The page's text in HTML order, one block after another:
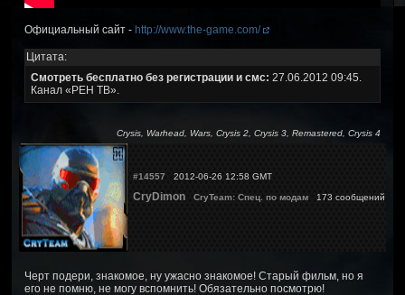
Официальный сайт - http://www.the-game.com/
Цитата:
Смотреть бесплатно без регистрации и смс: 27.06.2012 09:45.
Канал «РЕН ТВ».
Crysis, Warhead, Wars, Crysis 2, Crysis 3, Remastered, Crysis 4
#14557 2012-06-26 12:58 GMT
CryDimon CryTeam: Спец. по модам 173 сообщений
Черт подери, знакомое, ну ужасно знакомое! Старый фильм, но я
его не помню, не могу вспомнить! Обязательно посмотрю!